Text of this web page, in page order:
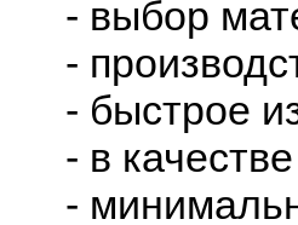
- выбор
-
- быстрое
- в качестве
-